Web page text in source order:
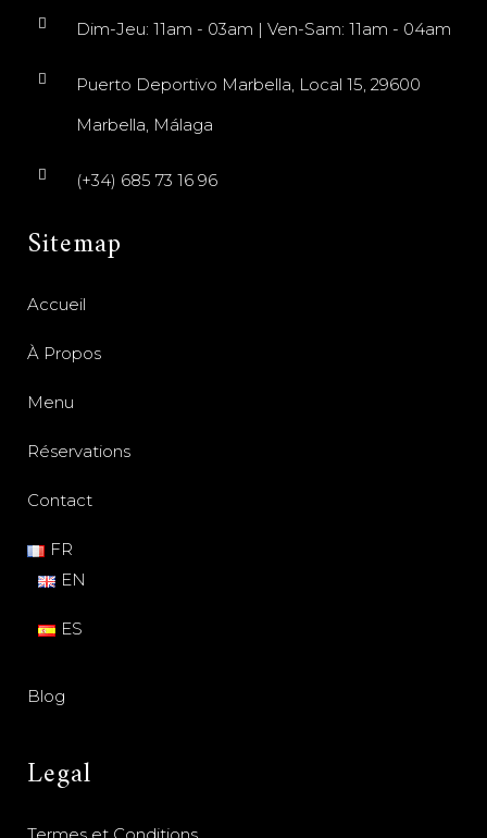
Dim-Jeu: 11am - 03am | Ven-Sam: 11am - 04am
Puerto Deportivo Marbella, Local 15, 29600
Marbella, Málaga
(+34) 685 73 16 96
Sitemap
Accueil
À Propos
Menu
Réservations
Contact
FR
EN
ES
Blog
Legal